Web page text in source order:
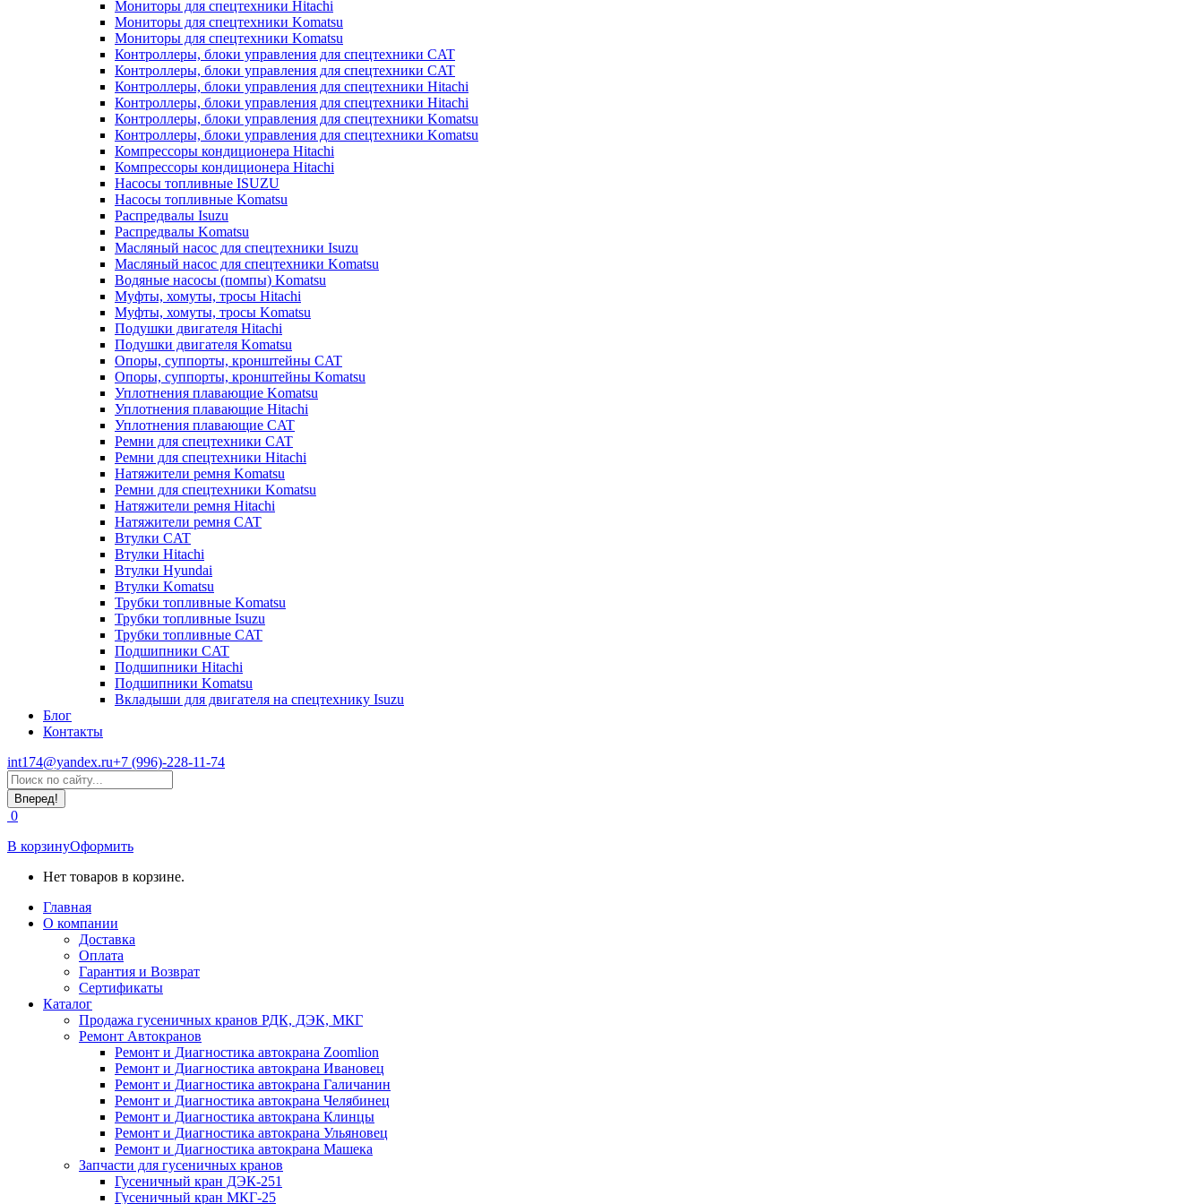
Мониторы для спецтехники Hitachi
Мониторы для спецтехники Komatsu
Мониторы для спецтехники Komatsu
Контроллеры, блоки управления для спецтехники CAT
Контроллеры, блоки управления для спецтехники CAT
Контроллеры, блоки управления для спецтехники Hitachi
Контроллеры, блоки управления для спецтехники Hitachi
Контроллеры, блоки управления для спецтехники Komatsu
Контроллеры, блоки управления для спецтехники Komatsu
Компрессоры кондиционера Hitachi
Компрессоры кондиционера Hitachi
Насосы топливные ISUZU
Насосы топливные Komatsu
Распредвалы Isuzu
Распредвалы Komatsu
Масляный насос для спецтехники Isuzu
Масляный насос для спецтехники Komatsu
Водяные насосы (помпы) Komatsu
Муфты, хомуты, тросы Hitachi
Муфты, хомуты, тросы Komatsu
Подушки двигателя Hitachi
Подушки двигателя Komatsu
Опоры, суппорты, кронштейны CAT
Опоры, суппорты, кронштейны Komatsu
Уплотнения плавающие Komatsu
Уплотнения плавающие Hitachi
Уплотнения плавающие CAT
Ремни для спецтехники CAT
Ремни для спецтехники Hitachi
Натяжители ремня Komatsu
Ремни для спецтехники Komatsu
Натяжители ремня Hitachi
Натяжители ремня CAT
Втулки CAT
Втулки Hitachi
Втулки Hyundai
Втулки Komatsu
Трубки топливные Komatsu
Трубки топливные Isuzu
Трубки топливные CAT
Подшипники CAT
Подшипники Hitachi
Подшипники Komatsu
Вкладыши для двигателя на спецтехнику Isuzu
Блог
Контакты
int174@yandex.ru+7 (996)-228-11-74
Страница
WhatsApp
открывается
в
новом
окне
Поиск:
0
В корзинуОформить
Нет товаров в корзине.
Главная
О компании
Доставка
Оплата
Гарантия и Возврат
Сертификаты
Каталог
Продажа гусеничных кранов РДК, ДЭК, МКГ
Ремонт Автокранов
Ремонт и Диагностика автокрана Zoomlion
Ремонт и Диагностика автокрана Ивановец
Ремонт и Диагностика автокрана Галичанин
Ремонт и Диагностика автокрана Челябинец
Ремонт и Диагностика автокрана Клинцы
Ремонт и Диагностика автокрана Ульяновец
Ремонт и Диагностика автокрана Машека
Запчасти для гусеничных кранов
Гусеничный кран ДЭК-251
Гусеничный кран МКГ-25